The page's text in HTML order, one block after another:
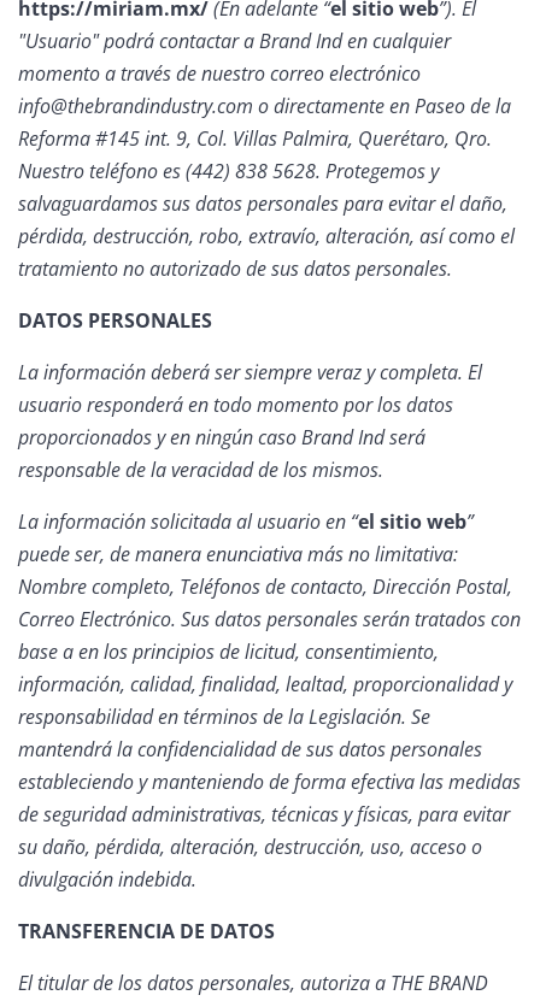
https://miriam.mx/(En adelante “el sitio web”). El
"Usuario" podrá contactar a Brand Ind en cualquier
momento a través de nuestro correo electrónico
info@thebrandindustry.com o directamente en Paseo de la
Reforma #145 int. 9, Col. Villas Palmira, Querétaro, Qro.
Nuestro teléfono es (442) 838 5628. Protegemos y
salvaguardamos sus datos personales para evitar el daño,
pérdida, destrucción, robo, extravío, alteración, así como el
tratamiento no autorizado de sus datos personales.
DATOS PERSONALES
La información deberá ser siempre veraz y completa. El
usuario responderá en todo momento por los datos
proporcionados y en ningún caso Brand Ind será
responsable de la veracidad de los mismos.
La información solicitada al usuario en “el sitio web”
puede ser, de manera enunciativa más no limitativa:
Nombre completo, Teléfonos de contacto, Dirección Postal,
Correo Electrónico. Sus datos personales serán tratados con
base a en los principios de licitud, consentimiento,
información, calidad, finalidad, lealtad, proporcionalidad y
responsabilidad en términos de la Legislación. Se
mantendrá la confidencialidad de sus datos personales
estableciendo y manteniendo de forma efectiva las medidas
de seguridad administrativas, técnicas y físicas, para evitar
su daño, pérdida, alteración, destrucción, uso, acceso o
divulgación indebida.
TRANSFERENCIA DE DATOS
El titular de los datos personales, autoriza a THE BRAND